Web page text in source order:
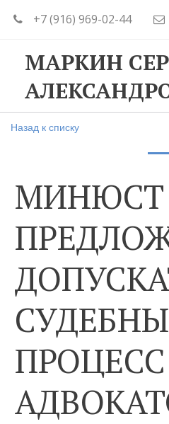
+7 (916) 969-02-44
МАРКИН
Назад к списку
МИНЮСТ